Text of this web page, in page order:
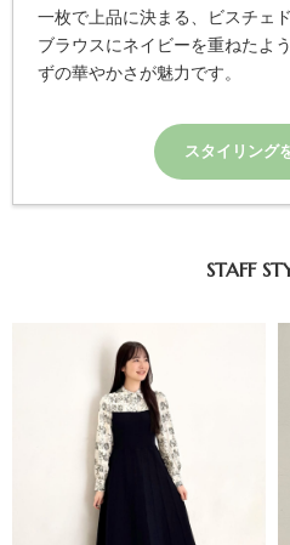
一枚で上品に決まる、ビスチェ
ブラウスにネイビーを重ねたよ
ずの華やかさが魅力です。
スタイリング
STAFF